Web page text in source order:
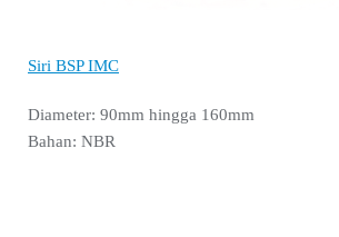
Siri BSP IMC
Diameter: 90mm hingga 160mm
Bahan: NBR